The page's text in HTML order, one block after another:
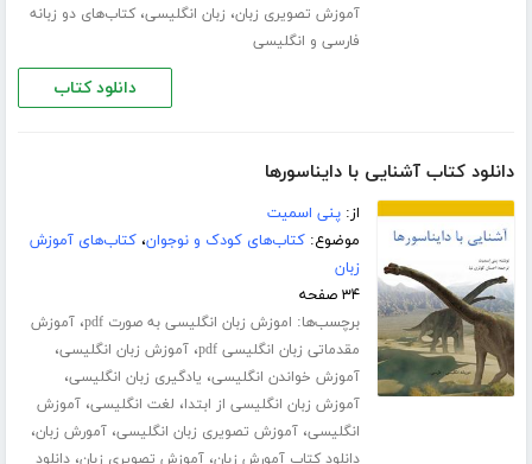
آموزش تصویری زبان، زبان انگلیسی،کتاب‌های دو زبانه
فارسی و انگلیسی
دانلود کتاب
دانلود کتاب آشنایی با دایناسورها
از:پنی اسمیت
موضوع:کتاب‌های کودک و نوجوان،کتاب‌های آموزش
زبان
۳۴ صفحه
برچسب‌ها: اموزش زبان انگلیسی به صورت pdf ،آموزش
مقدماتی زبان انگلیسی pdf
،آموزش زبان انگلیسی،
آموزش خواندن انگلیسی، یادگیری زبان انگلیسی،
آموزش زبان انگلیسی از ابتدا، لغت انگلیسی،آموزش
انگلیسی،آموزش تصویری زبان انگلیسی،آمورش زبان،
دانلود کتاب آمورش زبان آموزش تصویری زبان دانلود